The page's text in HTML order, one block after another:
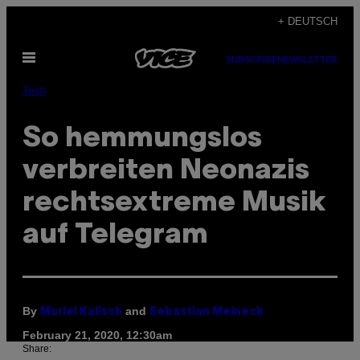
content
+ DEUTSCH
Open
SUBSCRIBENEWSLETTER
Tech
So hemmungslos
verbreiten Neonazis
rechtsextreme Musik
auf Telegram
By Muriel Kalisch and Sebastian Meineck
February 21, 2020, 12:30am
Share: